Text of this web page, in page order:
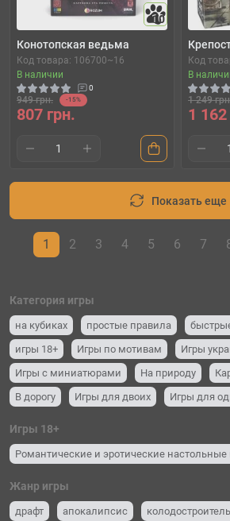
10
Конотопская ведьма
Код товара: 106700~16
В наличии
0
949 грн. -15%
807 грн.
Код
В
1 249
1 162
Показать еще
1 2 3 4 5 6 7
Категория игры
на кубиках простые правила
игры 18+
Игры по мотивам
Игры
Игры с миниатюрами
На природу
В дорогу
Игры для двоих Игры для
Игры 18+
Романтические и эротические настольные
Жанр игры
драфт апокалипсис